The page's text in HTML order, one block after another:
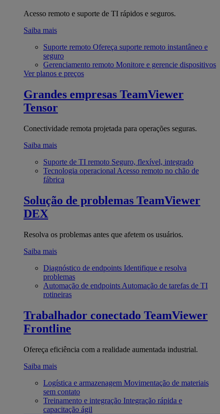
Acesso remoto e suporte de TI rápidos e seguros.
Saiba mais
Suporte remoto Ofereça suporte remoto instantâneo e
seguro
Gerenciamento remoto Monitore e gerencie dispositivos
Ver planos e preços
Grandes empresas TeamViewer
Tensor
Conectividade remota projetada para operações seguras.
Saiba mais
Suporte de TI remoto Seguro, flexível, integrado
Tecnologia operacional Acesso remoto no chão de
fábrica
Solução de problemas TeamViewer
DEX
Resolva os problemas antes que afetem os usuários.
Saiba mais
Diagnóstico de endpoints Identifique e resolva
problemas
Automação de endpoints Automação de tarefas de TI
rotineiras
Trabalhador conectado TeamViewer
Frontline
Ofereça eficiência com a realidade aumentada industrial.
Saiba mais
Logística e armazenagem Movimentação de materiais
sem contato
Treinamento e integração Integração rápida e
capacitação ágil